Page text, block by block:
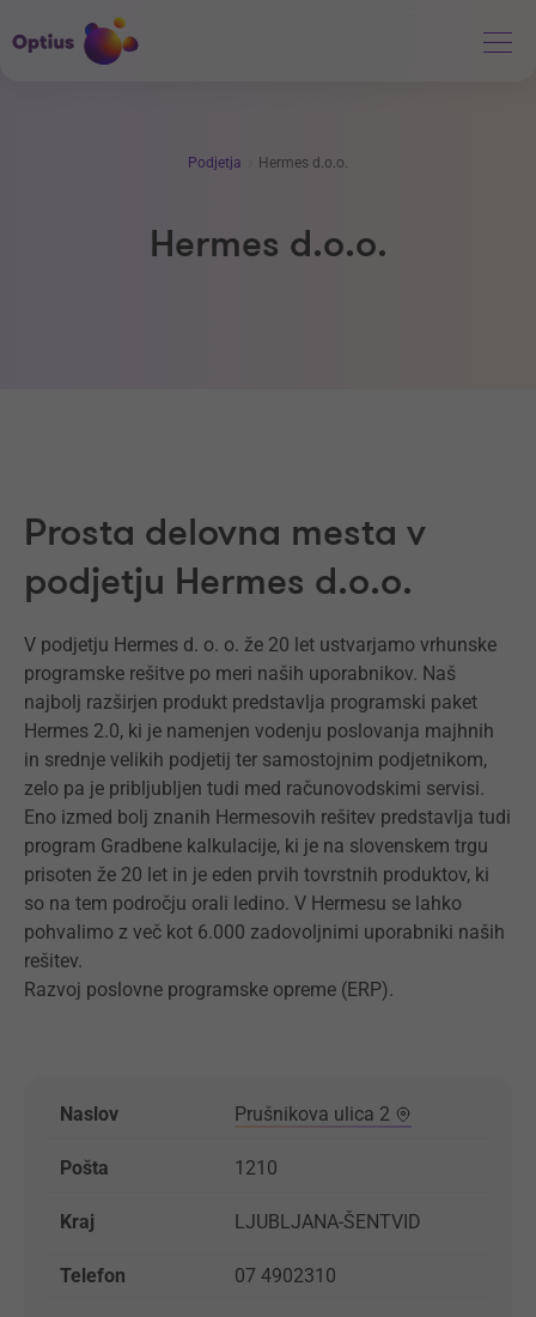
Podjetja Hermes d.o.o.
Hermes d.o.o.
Prosta delovna mesta v
podjetju Hermes d.o.o.
V podjetju Hermes d. o. o. že 20 let ustvarjamo vrhunske
programske rešitve po meri naših uporabnikov. Naš
najbolj razširjen produkt predstavlja programski paket
Hermes 2.0, ki je namenjen vodenju poslovanja majhnih
in srednje velikih podjetij ter samostojnim podjetnikom,
zelo pa je pribljubljen tudi med računovodskimi servisi.
Eno izmed bolj znanih Hermesovih rešitev predstavlja tudi
program Gradbene kalkulacije, ki je na slovenskem trgu
prisoten že 20 let in je eden prvih tovrstnih produktov, ki
so na tem področju orali ledino. V Hermesu se lahko
pohvalimo z več kot 6.000 zadovoljnimi uporabniki naših
rešitev.
Razvoj poslovne programske opreme (ERP).
Naslov Prušnikova ulica 2
Pošta 1210
Kraj LJUBLJANA-ŠENTVID
Telefon 07 4902310